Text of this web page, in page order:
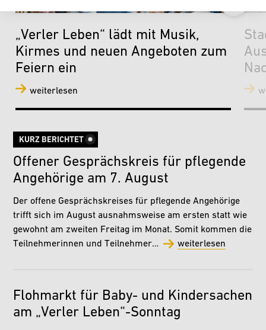
„Verler Leben“ lädt mit Musik,
Kirmes und neuen Angeboten zum
Feiern ein
weiterlesen
KURZ BERICHTET
Offener Gesprächskreis für pflegende
Angehörige am 7. August
Der offene Gesprächskreises für pflegende Angehörige
trifft sich im August ausnahmsweise am ersten statt wie
gewohnt am zweiten Freitag im Monat. Somit kommen die
Teilnehmerinnen und Teilnehmer…
weiterlesen
Flohmarkt für Baby- und Kindersachen
am „Verler Leben“-Sonntag